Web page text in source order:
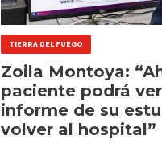
TIERRA DEL FUEGO
Zoila Montoya:
paciente podrá
informe de su
volver al hospital”